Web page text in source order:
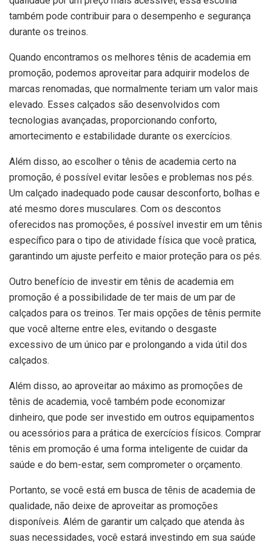
também pode contribuir para o desempenho e segurança
durante os treinos.
Quando encontramos os melhores tênis de academia em
promoção, podemos aproveitar para adquirir modelos de
marcas renomadas, que normalmente teriam um valor mais
elevado. Esses calçados são desenvolvidos com
tecnologias avançadas, proporcionando conforto,
amortecimento e estabilidade durante os exercícios.
Além disso, ao escolher o tênis de academia certo na
promoção, é possível evitar lesões e problemas nos pés.
Um calçado inadequado pode causar desconforto, bolhas e
até mesmo dores musculares. Com os descontos
oferecidos nas promoções, é possível investir em um tênis
específico para o tipo de atividade física que você pratica,
garantindo um ajuste perfeito e maior proteção para os pés.
Outro benefício de investir em tênis de academia em
promoção é a possibilidade de ter mais de um par de
calçados para os treinos. Ter mais opções de tênis permite
que você alterne entre eles, evitando o desgaste
excessivo de um único par e prolongando a vida útil dos
calçados.
Além disso, ao aproveitar ao máximo as promoções de
tênis de academia, você também pode economizar
dinheiro, que pode ser investido em outros equipamentos
ou acessórios para a prática de exercícios físicos. Comprar
tênis em promoção é uma forma inteligente de cuidar da
saúde e do bem-estar, sem comprometer o orçamento.
Portanto, se você está em busca de tênis de academia de
qualidade, não deixe de aproveitar as promoções
disponíveis. Além de garantir um calçado que atenda às
suas necessidades, você estará investindo em sua saúde